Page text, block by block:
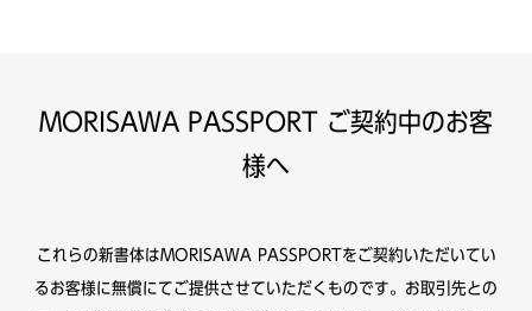
MORISAWA PASSPORT ご契約中のお客
様へ
これらの新書体はMORISAWA PASSPORTをご契約いただいてい
るお客様に無償にてご提供させていただくものです。お取引先との